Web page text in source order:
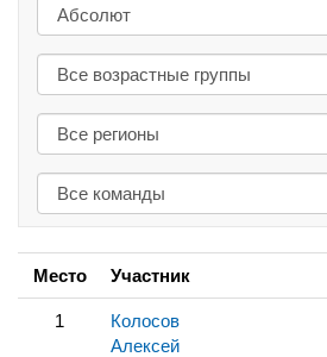
Место Участник
1
Колосов
Алексей